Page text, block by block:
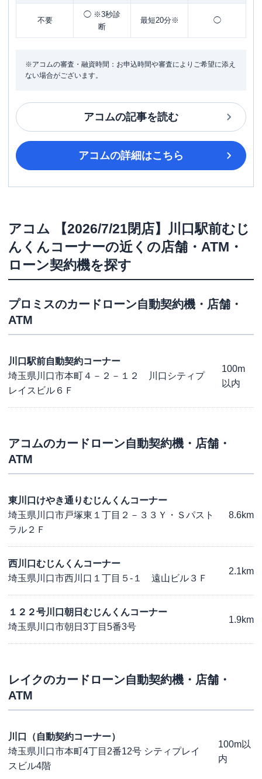
不要
◯ ※3秒診
断
最短20分※ ◯
※アコムの審査・融資時間：お申込時間や審査によりご希望に添え
ない場合がございます。
アコムの記事を読む
アコムの詳細はこちら
アコム
【2026/7/21閉店】川口駅前むじ
んくんコーナーの近くの店舗・ATM・
ローン契約機を探す
プロミスのカードローン自動契約機・店舗・
ATM
川口駅前自動契約コーナー
埼玉県川口市本町４－２－１２ 川口シティプ
レイスビル６Ｆ
100m
以内
アコムのカードローン自動契約機・店舗・
ATM
東川口けやき通りむじんくんコーナー
埼玉県川口市戸塚東１丁目２－３３Ｙ・Ｓパスト
ラル２Ｆ
8.6km
西川口むじんくんコーナー
埼玉県川口市西川口１丁目５-１ 遠山ビル３Ｆ
2.1km
１２２号川口朝日むじんくんコーナー
埼玉県川口市朝日3丁目5番3号
1.9km
レイクのカードローン自動契約機・店舗・
ATM
川口（自動契約コーナー）
埼玉県川口市本町4丁目2番12号 シティプレイ
スビル4階
100m以
内